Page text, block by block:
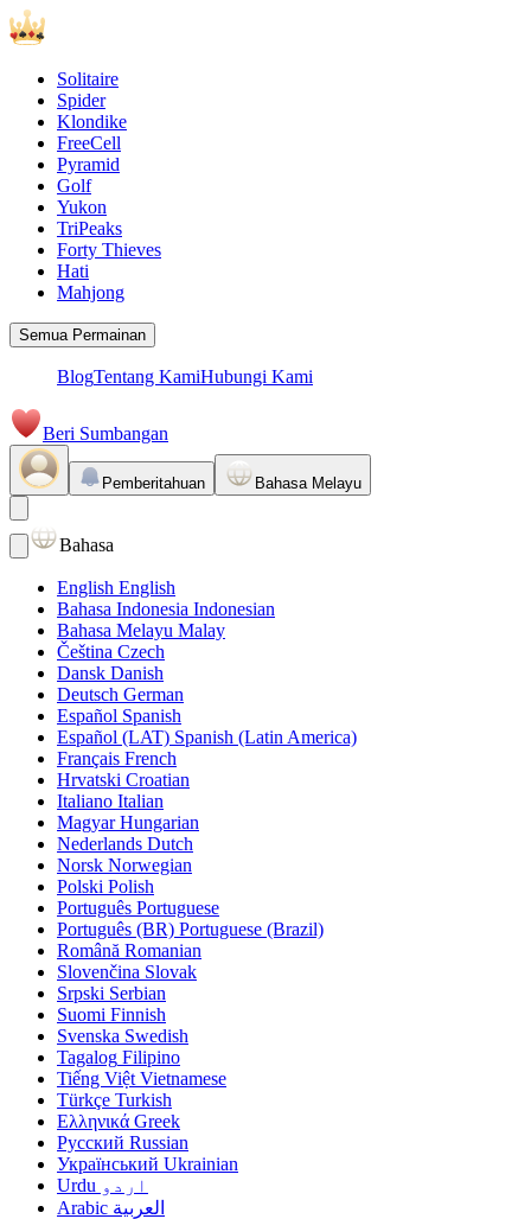
Solitaire
Spider
Klondike
FreeCell
Pyramid
Golf
Yukon
TriPeaks
Forty Thieves
Hati
Mahjong
Semua Permainan
BlogTentang KamiHubungi Kami
Beri Sumbangan
Pemberitahuan Bahasa Melayu
Bahasa
English English
Bahasa Indonesia Indonesian
Bahasa Melayu Malay
Čeština Czech
Dansk Danish
Deutsch German
Español Spanish
Español (LAT) Spanish (Latin America)
Français French
Hrvatski Croatian
Italiano Italian
Magyar Hungarian
Nederlands Dutch
Norsk Norwegian
Polski Polish
Português Portuguese
Português (BR) Portuguese (Brazil)
Română Romanian
Slovenčina Slovak
Srpski Serbian
Suomi Finnish
Svenska Swedish
Tagalog Filipino
Tiếng Việt Vietnamese
Türkçe Turkish
Ελληνικά Greek
Русский Russian
Український Ukrainian
اردو Urdu
العربية Arabic